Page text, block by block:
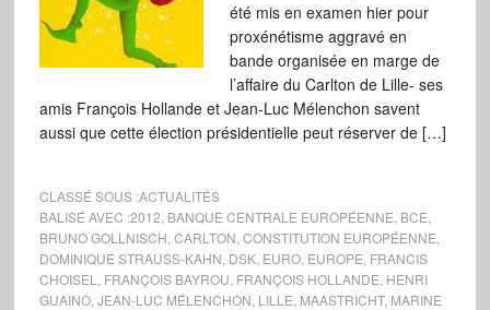
été mis en examen hier pour
proxénétisme aggravé en
bande organisée en marge de
l’affaire du Carlton de Lille- ses
amis François Hollande et Jean-Luc Mélenchon savent
aussi que cette élection présidentielle peut réserver de […]
CLASSÉ SOUS :ACTUALITÉS
BALISÉ AVEC :2012 BANQUE CENTRALE EUROPÉENNE BCE
BRUNO GOLLNISCH CARLTON CONSTITUTION EUROPÉENNE
DOMINIQUE STRAUSS-KAHN DSK, EURO, EUROPE FRANCIS
CHOISEL
FRANÇOIS BAYROU FRANÇOIS HOLLANDE HENRI
GUAINO, JEAN-LUC MÉLENCHON LILLE MAASTRICHT, MARINE